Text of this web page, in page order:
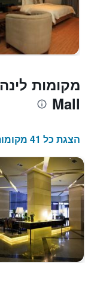
Mall
הצגת כל 41 מקומות האירוח